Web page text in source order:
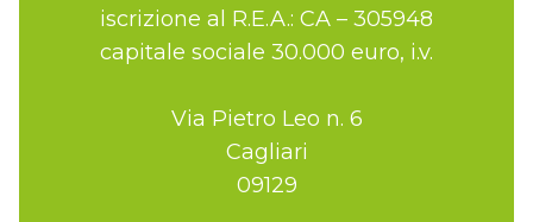
iscrizione al R.E.A.: CA – 305948
capitale sociale 30.000 euro, i.v.
Via Pietro Leo n. 6
Cagliari
09129